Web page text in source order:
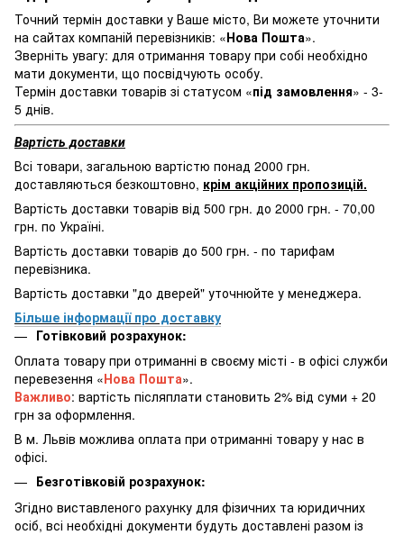
Точний термін доставки у Ваше місто, Ви можете уточнити
на сайтах компаній перевізників: «Нова Пошта».
Зверніть увагу: для отримання товару при собі необхідно
мати документи, що посвідчують особу.
Термін доставки товарів зі статусом «під замовлення» - 3-
5 днів.
Вартість доставки
Всі товари, загальною вартістю понад 2000 грн.
доставляються безкоштовно, крім акційних пропозицій.
Вартість доставки товарів від 500 грн. до 2000 грн. - 70,00
грн. по Україні.
Вартість доставки товарів до 500 грн. - по тарифам
перевізника.
Вартість доставки "до дверей" уточнюйте у менеджера.
Більше інформації про доставку
Готівковий розрахунок:
Оплата товару при отриманні в своєму місті - в офісі служби
перевезення «Нова Пошта».
Важливо: вартість післяплати становить 2% від суми + 20
грн за оформлення.
В м. Львів можлива оплата при отриманні товару у нас в
офісі.
Безготівковій розрахунок:
Згідно виставленого рахунку для фізичних та юридичних
осіб, всі необхідні документи будуть доставлені разом із